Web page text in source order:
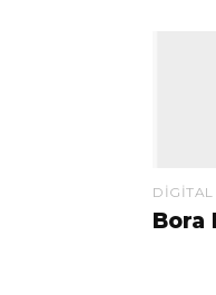
DIGITAL
Bora